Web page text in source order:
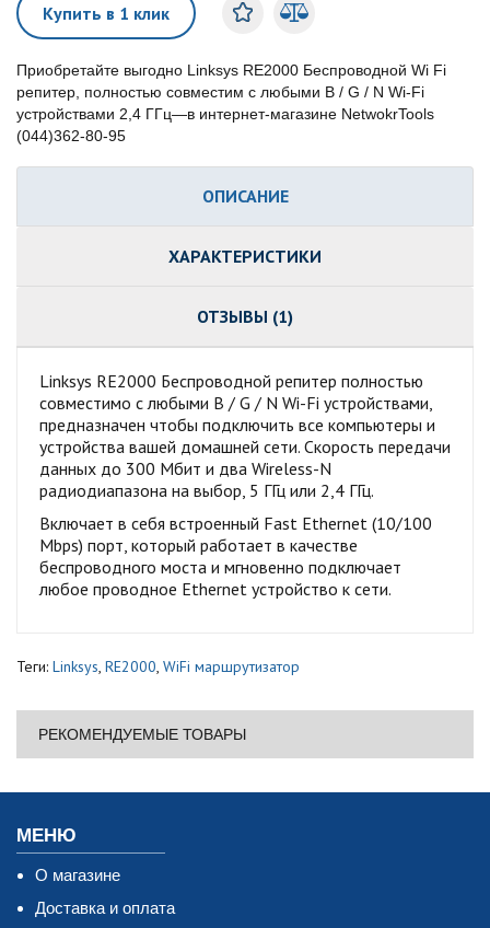
Купить в 1 клик
Приобретайте выгодно Linksys RE2000 Беспроводной Wi Fi
репитер, полностью совместим с любыми B / G / N Wi-Fi
устройствами 2,4 ГГц—в интернет-магазине NetwokrTools
(044)362-80-95
ОПИСАНИЕ
ХАРАКТЕРИСТИКИ
ОТЗЫВЫ (1)
Linksys RE2000 Беспроводной репитер полностью
совместимо с любыми B / G / N Wi-Fi устройствами,
предназначен чтобы подключить все компьютеры и
устройства вашей домашней сети. Скорость передачи
данных до 300 Мбит и два Wireless-N
радиодиапазона на выбор, 5 ГГц или 2,4 ГГц.
Включает в себя встроенный Fast Ethernet (10/100
Mbps) порт, который работает в качестве
беспроводного моста и мгновенно подключает
любое проводное Ethernet устройство к сети.
Теги: Linksys, RE2000, WiFi маршрутизатор
РЕКОМЕНДУЕМЫЕ ТОВАРЫ
МЕНЮ
О магазине
Доставка и оплата